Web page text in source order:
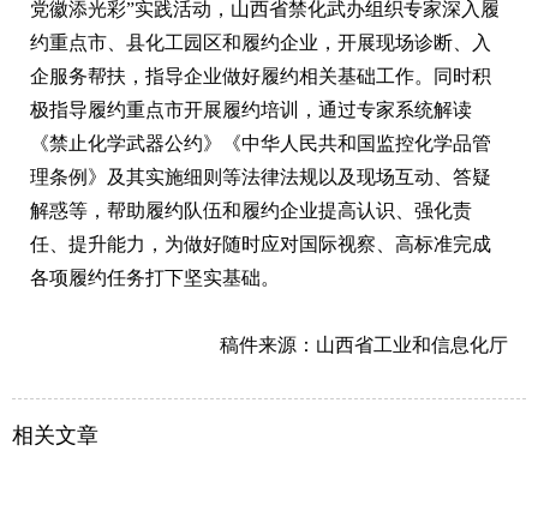
党徽添光彩”实践活动，山西省禁化武办组织专家深入履
约重点市、县化工园区和履约企业，开展现场诊断、入
企服务帮扶，指导企业做好履约相关基础工作。同时积
极指导履约重点市开展履约培训，通过专家系统解读
《禁止化学武器公约》《中华人民共和国监控化学品管
理条例》及其实施细则等法律法规以及现场互动、答疑
解惑等，帮助履约队伍和履约企业提高认识、强化责
任、提升能力，为做好随时应对国际视察、高标准完成
各项履约任务打下坚实基础。
稿件来源：山西省工业和信息化厅
相关文章